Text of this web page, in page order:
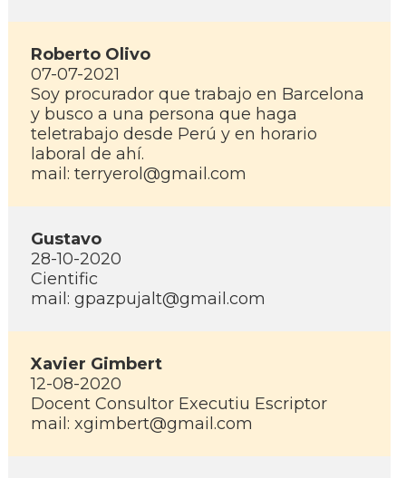
Roberto Olivo
07-07-2021
Soy procurador que trabajo en Barcelona
y busco a una persona que haga
teletrabajo desde Perú y en horario
laboral de ahí­.
mail: terryerol@gmail.com
Gustavo
28-10-2020
Cientific
mail: gpazpujalt@gmail.com
Xavier Gimbert
12-08-2020
Docent Consultor Executiu Escriptor
mail: xgimbert@gmail.com